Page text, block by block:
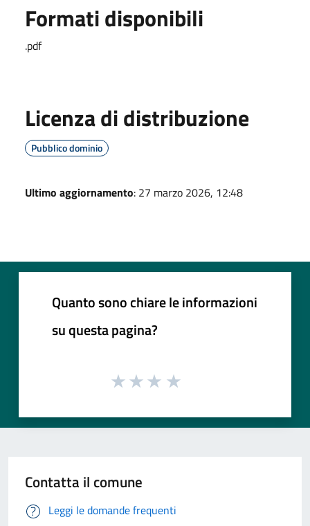
Formati disponibili
.pdf
Licenza di distribuzione
Pubblico dominio
Ultimo aggiornamento: 27 marzo 2026, 12:48
Quanto sono chiare le informazioni
su questa pagina?
Contatta il comune
Leggi le domande frequenti